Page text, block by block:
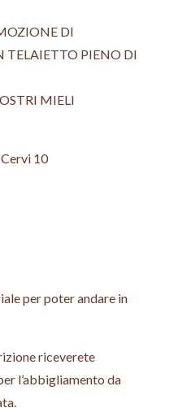
DI
TELAIETTO PIENO DI
MIELI
10
per poter andare in
riceverete
l’abbigliamento da